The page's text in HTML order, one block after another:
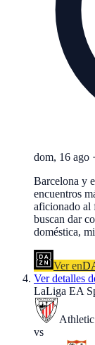
dom, 16 ago ·
Barcelona y
encuentros
aficionado al
buscan dar
doméstica,
Ver en
Ver detalles
LaLiga EA
vs